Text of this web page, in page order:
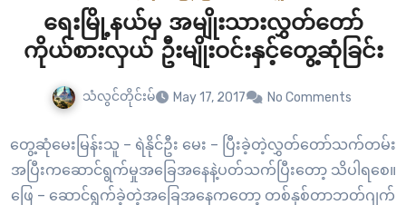
ရေးမြို့နယ်မှ အမျိုးသားလွှတ်တော်
ကိုယ်စားလှယ် ဦးမျိုးဝင်းနှင့်တွေ့ဆုံခြင်း
သံလွင်တိုင်းမ် May 17, 2017 No Comments
တွေ့ဆုံမေးမြန်းသူ – ရဲနိုင်ဦး မေး – ပြီးခဲ့တဲ့လွှတ်တော်သက်တမ်း
အပြီးကဆောင်ရွက်မှုအခြေအနေနဲ့ပတ်သက်ပြီးတော့ သိပါရစေ။
ဖြေ – ဆောင်ရွက်ခဲ့တဲ့အခြေအနေကတော့ တစ်နှစ်တာဘတ်ဂျက်